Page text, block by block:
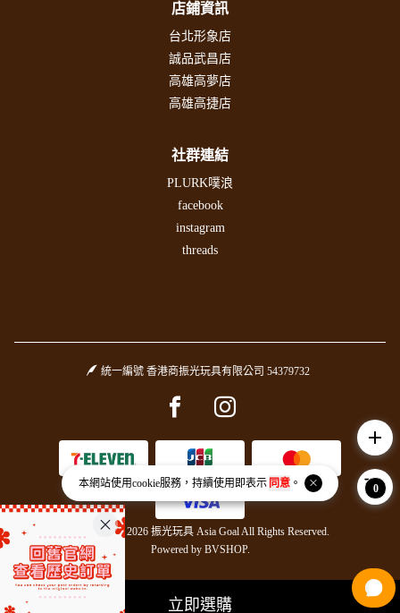
本網站使用cookie服務，持續使用即表示 同意。
立即選購
店鋪資訊
台北形象店
誠品武昌店
高雄高夢店
高雄高捷店
社群連結
PLURK噗浪
facebook
instagram
threads
統一編號 香港商振光玩具有限公司 54379732
Facebook pageInstagram page
Copyright © 2026 振光玩具 Asia Goal All Rights Reserved.
Powered by BVSHOP.
add
0